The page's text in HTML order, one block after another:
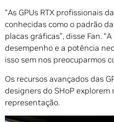
“As GPUs RTX profissionais
conhecidas como o padrão
placas gráficas”, disse Fan.
desempenho e a potência
isso sem nos preocuparmos
Os recursos avançados das
designers do SHoP explorem
representação.